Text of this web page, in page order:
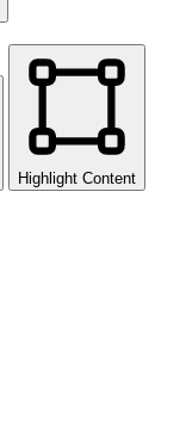
Highlight Content